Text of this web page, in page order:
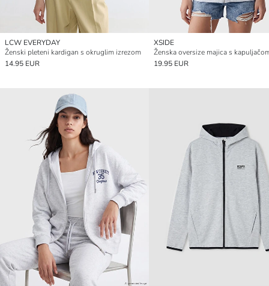
LCW EVERYDAY
Ženski pleteni kardigan s okruglim izrezom
14.95 EUR
XSIDE
19.95 EUR